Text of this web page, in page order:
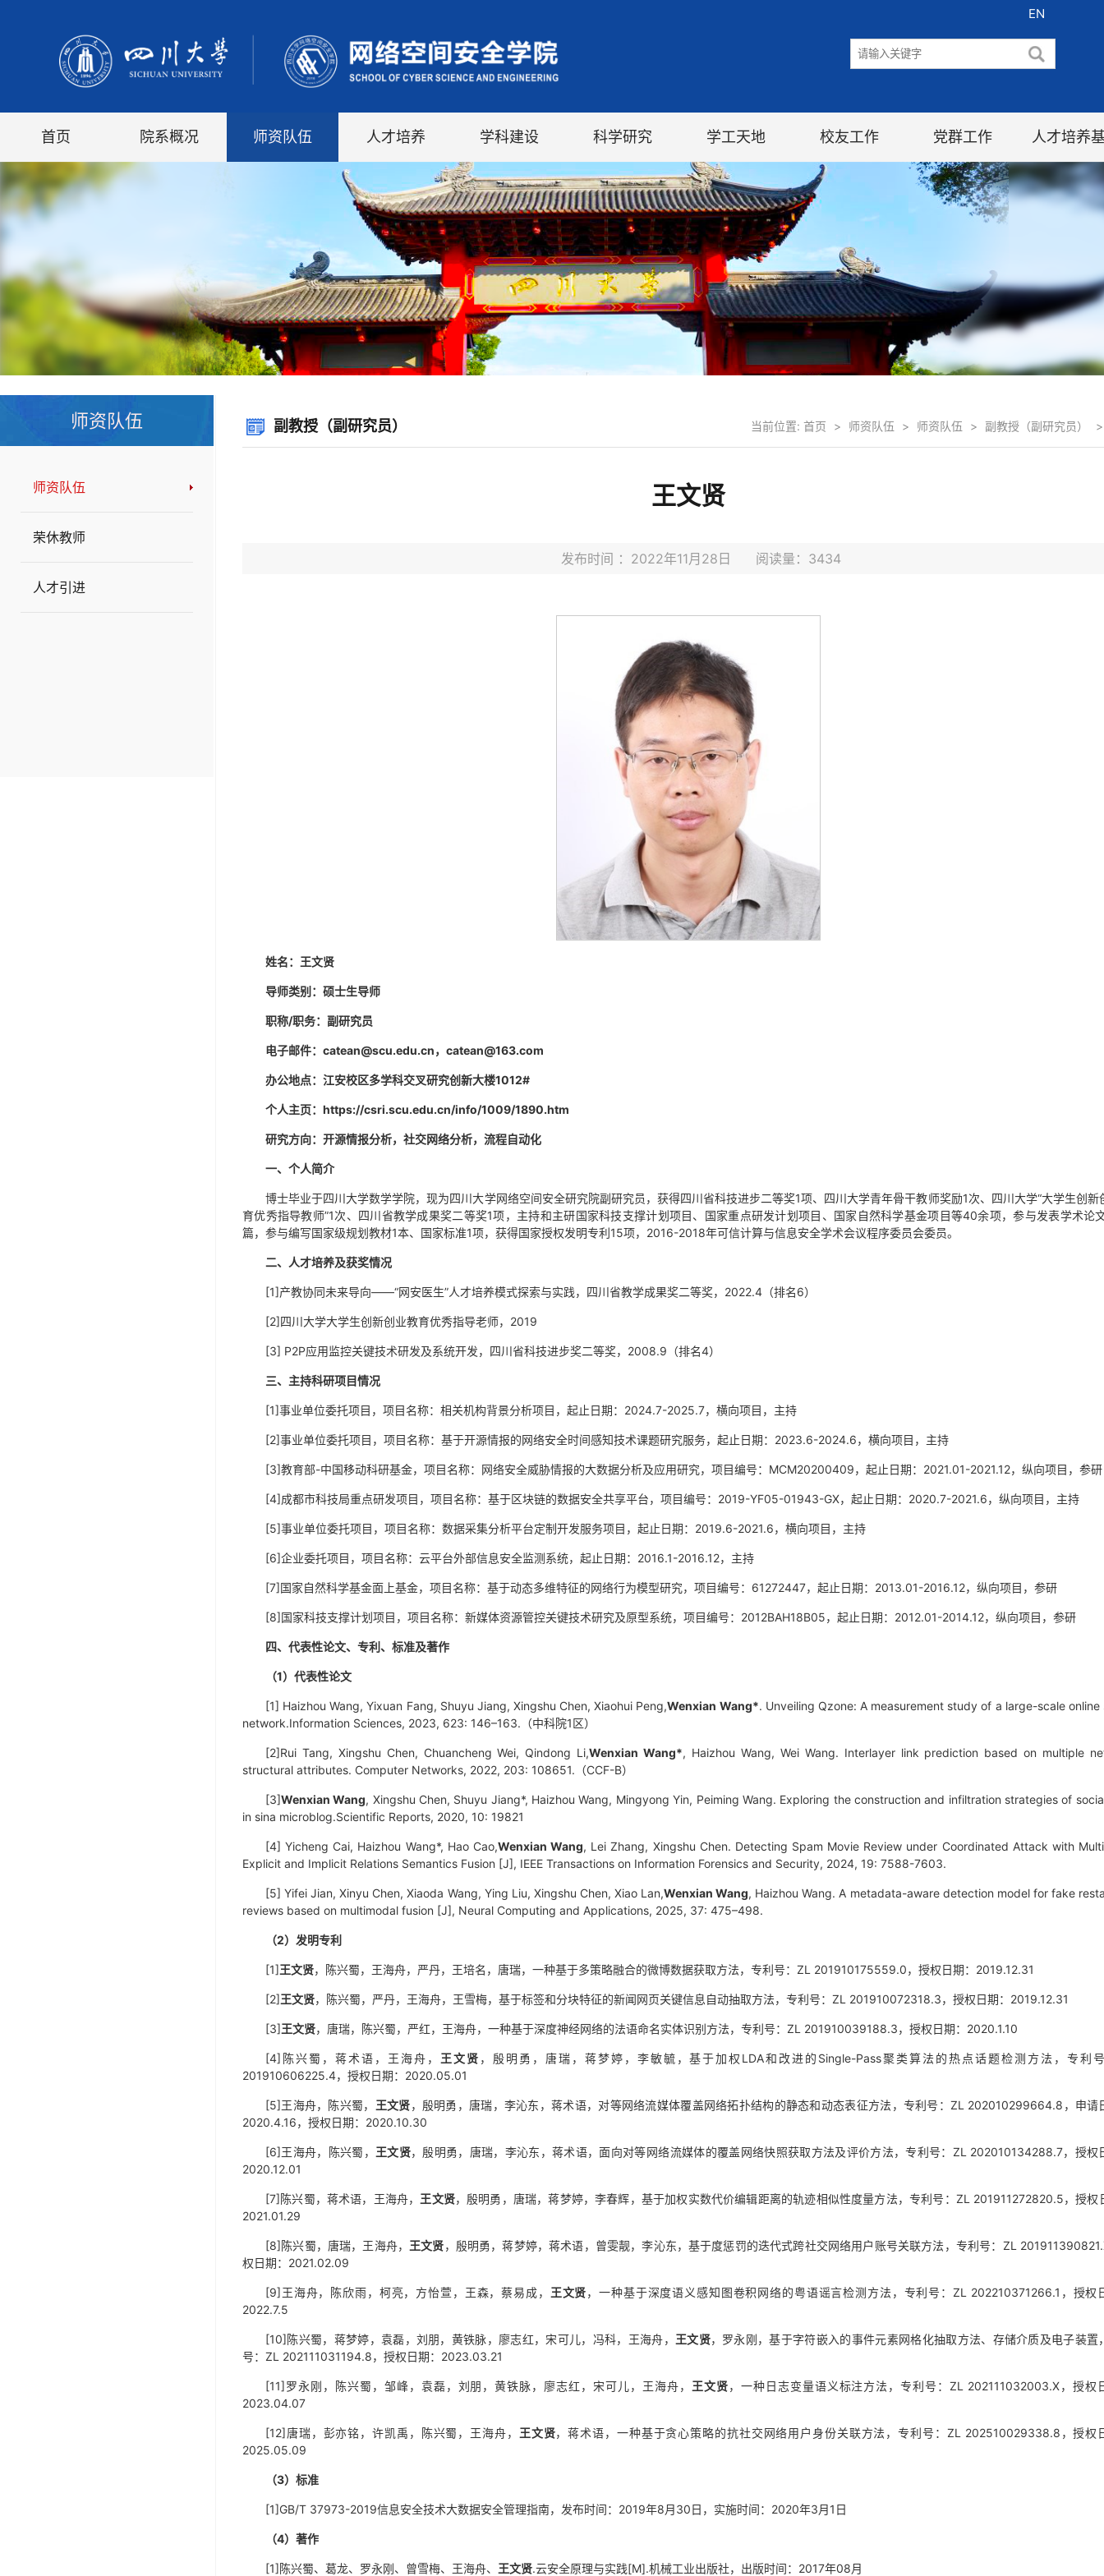
EN
首页 院系概况 师资队伍 人才培养 学科建设 科学研究 学工天地 校友工作 党群工作 人才培养
师资队伍
师资队伍
荣休教师
人才引进
副教授（副研究员） 当前位置: 首页 > 师资队伍 > 师资队伍 > 副教授（副研究员） >
王文贤
发布时间 ：2022年11月28日 阅读量： 3434
姓名：王文贤
导师类别：硕士生导师
职称/职务：副研究员
电子邮件： catean@scu.edu.cn， catean@163.com
办公地点：江安校区多学科交叉研究创新大楼1012#
个人主页： https://csri.scu.edu.cn/info/1009/1890.htm
研究方向：开源情报分析，社交网络分析，流程自动化
一、个人简介
博士毕业于四川大学数学学院，现为四川大学网络空间安全研究院副研究员，获得四川省科技进步二等奖1项、四川大学青年骨干教师奖励1次、四川大学“大学生创新
育优秀指导教师”1次、四川省教学成果奖二等奖1项，主持和主研国家科技支撑计划项目、国家重点研发计划项目、国家自然科学基金项目等40余项，参与发表学术论
篇，参与编写国家级规划教材1本、国家标准1项，获得国家授权发明专利15项，2016-2018年可信计算与信息安全学术会议程序委员会委员。
二、人才培养及获奖情况
[1]产教协同未来导向——“网安医生”人才培养模式探索与实践，四川省教学成果奖二等奖，2022.4（排名6）
[2]四川大学大学生创新创业教育优秀指导老师，2019
[3] P2P应用监控关键技术研发及系统开发，四川省科技进步奖二等奖，2008.9（排名4）
三、主持科研项目情况
[1]事业单位委托项目，项目名称：相关机构背景分析项目，起止日期：2024.7-2025.7， 横向项目，主持
[2]事业单位委托项目，项目名称：基于开源情报的网络安全时间感知技术课题研究服务， 起止日期：2023.6-2024.6，横向项目，主持
[3]教育部-中国移动科研基金，项目名称：网络安全威胁情报的大数据分析及应用研究，项目编号：MCM20200409，起止日期：2021.01-2021.12， 纵向项目，参研
[4]成都市科技局重点研发项目，项目名称：基于区块链的数据安全共享平台，项目编号：2019-YF05-01943-GX， 起止日期：2020.7-2021.6，纵向项目，主持
[5]事业单位委托项目，项目名称：数据采集分析平台定制开发服务项目，起止日期：2019.6-2021.6，横向项目，主持
[6]企业委托项目，项目名称：云平台外部信息安全监测系统，起止日期：2016.1-2016.12，主持
[7]国家自然科学基金面上基金，项目名称：基于动态多维特征的网络行为模型研究，项目编号：61272447，起止日期：2013.01-2016.12，纵向项目，参研
[8]国家科技支撑计划项目，项目名称：新媒体资源管控关键技术研究及原型系统，项目编号：2012BAH18B05，起止日期：2012.01-2014.12，纵向项目，参研
四、代表性论文、专利、标准及著作
（1）代表性论文
[1] Haizhou Wang, Yixuan Fang, Shuyu Jiang, Xingshu Chen, Xiaohui Peng,Wenxian Wang*. Unveiling Qzone: A measurement study of a large-scale online
network.Information Sciences, 2023, 623: 146–163.（中科院1区）
[2]Rui Tang, Xingshu Chen, Chuancheng Wei, Qindong Li,Wenxian Wang*, Haizhou Wang, Wei Wang. Interlayer link prediction based on multiple
structural attributes. Computer Networks, 2022, 203: 108651.（CCF-B）
[3]Wenxian Wang, Xingshu Chen, Shuyu Jiang*, Haizhou Wang, Mingyong Yin, Peiming Wang. Exploring the construction and infiltration strategies of
in sina microblog.Scientific Reports, 2020, 10: 19821
[4] Yicheng Cai, Haizhou Wang*, Hao Cao,Wenxian Wang, Lei Zhang, Xingshu Chen. Detecting Spam Movie Review under Coordinated Attack with
Explicit and Implicit Relations Semantics Fusion [J], IEEE Transactions on Information Forensics and Security, 2024, 19: 7588-7603.
[5] Yifei Jian, Xinyu Chen, Xiaoda Wang, Ying Liu, Xingshu Chen, Xiao Lan,Wenxian Wang, Haizhou Wang. A metadata-aware detection model for fake
reviews based on multimodal fusion [J], Neural Computing and Applications, 2025, 37: 475–498.
（2）发明专利
[1]王文贤，陈兴蜀，王海舟，严丹，王培名，唐瑞，一种基于多策略融合的微博数据获取方法，专利号：ZL 201910175559.0，授权日期：2019.12.31
[2]王文贤，陈兴蜀，严丹，王海舟，王雪梅，基于标签和分块特征的新闻网页关键信息自动抽取方法，专利号：ZL 201910072318.3，授权日期：2019.12.31
[3]王文贤，唐瑞，陈兴蜀，严红，王海舟，一种基于深度神经网络的法语命名实体识别方法，专利号：ZL 201910039188.3，授权日期：2020.1.10
[4]陈兴蜀，蒋术语，王海舟， 王文贤 ，殷明勇，唐瑞，蒋梦婷，李敏毓，基于加权LDA和改进的Single-Pass聚类算法的热点话题检测方法，专利
201910606225.4，授权日期：2020.05.01
[5]王海舟，陈兴蜀， 王文贤，殷明勇，唐瑞，李沁东，蒋术语，对等网络流媒体覆盖网络拓扑结构的静态和动态表征方法，专利号：ZL 202010299664.8，申请
2020.4.16，授权日期：2020.10.30
[6]王海舟，陈兴蜀， 王文贤，殷明勇，唐瑞，李沁东，蒋术语，面向对等网络流媒体的覆盖网络快照获取方法及评价方法，专利号：ZL 202010134288.7，授权
2020.12.01
[7]陈兴蜀，蒋术语，王海舟， 王文贤，殷明勇，唐瑞，蒋梦婷，李春辉，基于加权实数代价编辑距离的轨迹相似性度量方法，专利号：ZL 201911272820.5，授权
2021.01.29
[8]陈兴蜀，唐瑞，王海舟， 王文贤，殷明勇，蒋梦婷，蒋术语，曾雯靓，李沁东，基于度惩罚的迭代式跨社交网络用户账号关联方法，专利号：ZL
权日期：2021.02.09
[9]王海舟，陈欣雨，柯亮，方怡萱，王森，蔡易成， 王文贤，一种基于深度语义感知图卷积网络的粤语谣言检测方法，专利号：ZL 202210371266.1，授权
2022.7.5
[10]陈兴蜀，蒋梦婷，袁磊，刘朋，黄铁脉，廖志红，宋可儿，冯科，王海舟， 王文贤，罗永刚，基于字符嵌入的事件元素网格化抽取方法、存储介质及电子装置
号：ZL 202111031194.8，授权日期：2023.03.21
[11]罗永刚，陈兴蜀，邹峰，袁磊，刘朋，黄铁脉，廖志红，宋可儿，王海舟， 王文贤，一种日志变量语义标注方法，专利号：ZL 202111032003.X，授权
2023.04.07
[12]唐瑞，彭亦铭，许凯禹，陈兴蜀，王海舟， 王文贤，蒋术语，一种基于贪心策略的抗社交网络用户身份关联方法，专利号：ZL 202510029338.8，授权
2025.05.09
（3）标准
[1]GB/T 37973-2019信息安全技术大数据安全管理指南，发布时间：2019年8月30日，实施时间：2020年3月1日
（4）著作
[1]陈兴蜀、葛龙、罗永刚、曾雪梅、王海舟、 王文贤.云安全原理与实践[M].机械工业出版社，出版时间：2017年08月